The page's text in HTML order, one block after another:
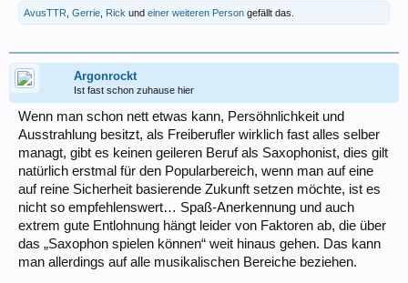
AvusTTR Gerrie Rick und einer weiteren Person gefällt das.
Argonrockt
Ist fast schon zuhause hier
Wenn man schon nett etwas kann, Persöhnlichkeit und
Ausstrahlung besitzt, als Freiberufler wirklich fast alles selber
managt, gibt es keinen geileren Beruf als Saxophonist, dies gilt
natürlich erstmal für den Popularbereich, wenn man auf eine
auf reine Sicherheit basierende Zukunft setzen möchte, ist es
nicht so empfehlenswert… Spaß-Anerkennung und auch
extrem gute Entlohnung hängt leider von Faktoren ab, die über
das „Saxophon spielen können“ weit hinaus gehen. Das kann
man allerdings auf alle musikalischen Bereiche beziehen.